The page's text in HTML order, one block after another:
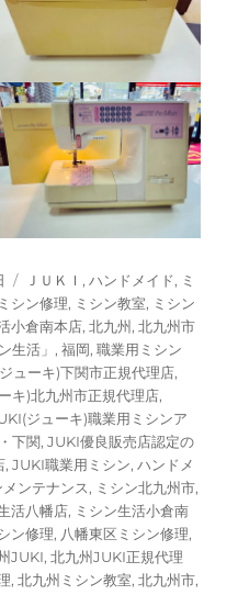
カ
テ
ゴ
リ
ー
ＪＵＫＩ ,ハンドメイド, ミ
ミシン修理, ミシン教室, ミシン
小倉南本店,北九州 ,北九州市
生活」 ,福岡,職業用ミシン
ューキ)下関市正規代理店,
キ)北九州市正規代理店,
ジューキ)職業用ミシンア
下関,JUKI優良販売店認定の
,JUKI職業用ミシン,ハンドメ
メンテナンス, ミシン北九州市,
活八幡店, ミシン生活小倉南
ン修理, 八幡東区ミシン修理,
JUKI,北九州JUKI正規代理
,北九州ミシン教室,北九州市,